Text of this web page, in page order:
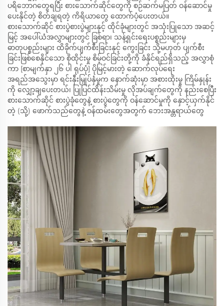
ပရိဘောဂတွေရပြီး စားသောက်ဆိုင်တွေကို စဉ်ဆက်မပြတ် ဝန်ဆောင်မှု
ပေးနိုင်တဲ့ စိတ်ချရတဲ့ ကိရိယာတွေ ထောက်ပံ့ပေးတယ်။
စားသောက်ဆိုင် စားပွဲစားပွဲများနှင့် ထိုင်ခုံများတွင် အသုံးပြုသော အဆင့်
မြင့် အပေါ်ယံအလွှာများတွင် ခြစ်ရာ၊ သန့်ရှင်းရေးပစ္စည်းများမှ
ဓာတုပစ္စည်းများ ထိခိုက်ပျက်စီးခြင်းနှင့် ကွေးခြင်း သို့မဟုတ် ပျက်စီး
ခြင်းဖြစ်စေနိုင်သော စိုထိုင်းမှု စိမ့်ဝင်ခြင်းတို့ကို ခံနိုင်ရည်ရှိသည့် အလွှာစုံ
ကာ [စာမျက်နှာ ၂၆ ပါ ရုပ်ပုံ] ပိုမြင့်မားတဲ့ ဆောက်လုပ်ရေး
အရည်အသွေးမှာ ရင်းနှီးမြှုပ်နှံမှုက နောက်ဆုံးမှာ အစားထိုးမှု ကြိမ်နှုန်း
ကို လျှော့ချပေးတယ်၊ ပြုပြင်ထိန်းသိမ်းမှု လိုအပ်ချက်တွေကို နည်းစေပြီး
စားသောက်ဆိုင် စားပွဲခုံတွေနဲ့ စားပွဲတွေကို ဝန်ဆောင်မှုကို နှောင့်ယှက်နိုင်
တဲ့ (သို့) ဖောက်သည်တွေနဲ့ ဝန်ထမ်းတွေအတွက် ဘေးအန္တရာယ်တွေ